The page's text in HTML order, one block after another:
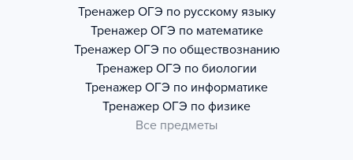
Тренажер ОГЭ по русскому языку
Тренажер ОГЭ по математике
Тренажер ОГЭ по обществознанию
Тренажер ОГЭ по биологии
Тренажер ОГЭ по информатике
Тренажер ОГЭ по физике
Все предметы